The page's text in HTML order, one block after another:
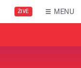
ŽIVĚ MENU